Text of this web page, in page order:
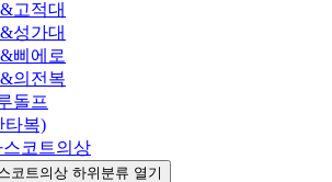
고적대
성가대
삐에로
의전복
돌프
타복)
스코트의상
코트의상 하위분류 열기